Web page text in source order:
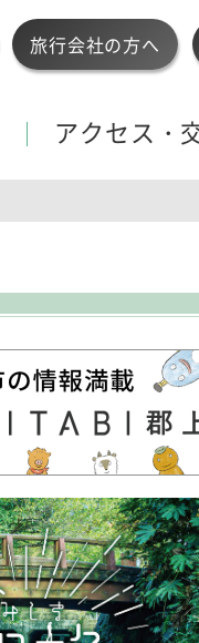
旅行会社の方へ
アクセス・